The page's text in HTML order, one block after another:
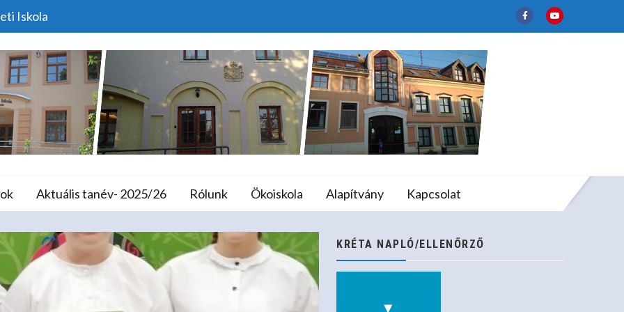
Iskola
Iskola és Alapfokú Művészeti
Aktuális tanév- 2025/26 Rólunk Ökoiskola Alapítvány Kapcsolat
Verseny
Home Versenyek Népmesemondó Verseny
KRÉTA NAPLÓ/ELLENŐRZŐ